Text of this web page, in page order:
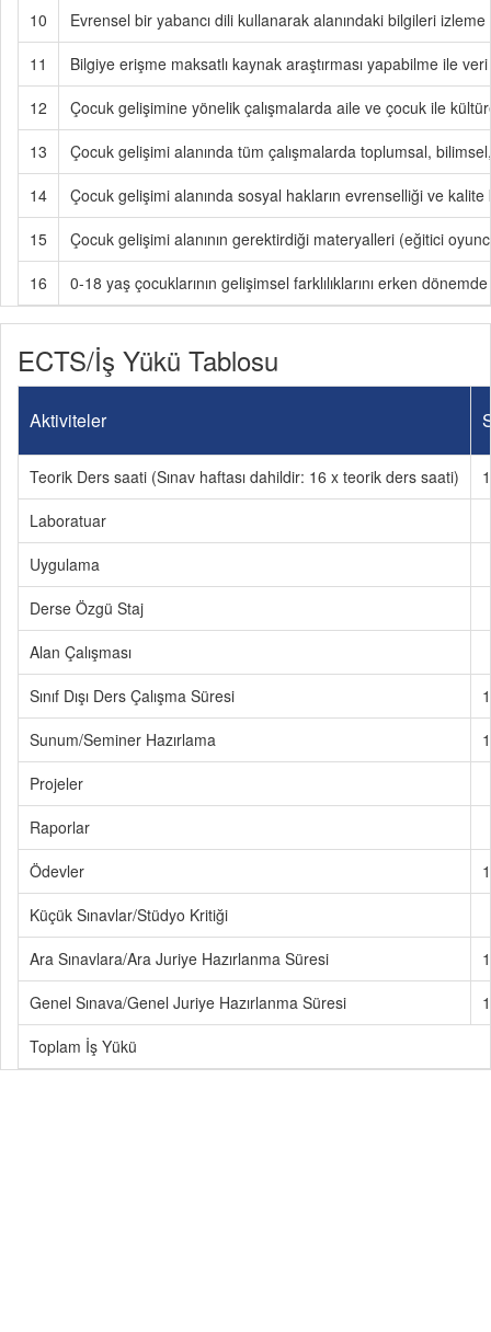
10
Evrensel bir yabancı dili kullanarak alanındaki bilgileri
11
Bilgiye erişme maksatlı kaynak araştırması yapabilme ile
12
Çocuk gelişimine yönelik çalışmalarda aile ve çocuk ile
13
Çocuk gelişimi alanında tüm çalışmalarda toplumsal,
14
Çocuk gelişimi alanında sosyal hakların evrenselliği ve
15
Çocuk gelişimi alanının gerektirdiği materyalleri (eğitici
16
0-18 yaş çocuklarının gelişimsel farklılıklarını erken
ECTS/İş Yükü Tablosu
Aktiviteler
Teorik Ders saati (Sınav haftası dahildir: 16 x teorik ders saati)
Laboratuar
Uygulama
Derse Özgü Staj
Alan Çalışması
Sınıf Dışı Ders Çalışma Süresi
Sunum/Seminer Hazırlama
1
Projeler
Raporlar
Ödevler
1
Küçük Sınavlar/Stüdyo Kritiği
Ara Sınavlara/Ara Juriye Hazırlanma Süresi
1
Genel Sınava/Genel Juriye Hazırlanma Süresi
1
Toplam İş Yükü